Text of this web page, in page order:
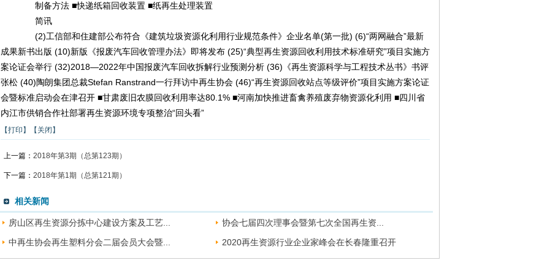
制备方法 ■快递纸箱回收装置 ■纸再生处理装置
简讯
(2)工信部和住建部公布符合《建筑垃圾资源化利用行业规范条件》企业名单(第一批) (6)“两网融合”最新
成果新书出版 (10)新版《报废汽车回收管理办法》即将发布 (25)“典型再生资源回收利用技术标准研究”项目实施方
案论证会举行 (32)2018—2022年中国报废汽车回收拆解行业预测分析 (36)《再生资源科学与工程技术丛书》书评
张松 (40)陶朗集团总裁Stefan Ranstrand一行拜访中再生协会 (46)“再生资源回收站点等级评价”项目实施方案论证
会暨标准启动会在津召开 ■甘肃废旧农膜回收利用率达80.1% ■河南加快推进畜禽养殖废弃物资源化利用 ■四川省
内江市供销合作社部署再生资源环境专项整治“回头看”
【打印】 【关闭】
上一篇： 2018年第3期（总第123期）
下一篇： 2018年第1期（总第121期）
相关新闻
房山区再生资源分拣中心建设方案及工艺...
协会七届四次理事会暨第七次全国再生资...
中再生协会再生塑料分会二届会员大会暨...
2020再生资源行业企业家峰会在长春隆重召开